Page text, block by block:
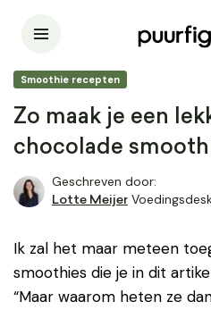
Smoothie recepten
Zo maak je een
chocolade
Geschreven door:
Lotte Meijer
Ik zal het maar meteen
smoothies die je in dit
“Maar waarom heten ze